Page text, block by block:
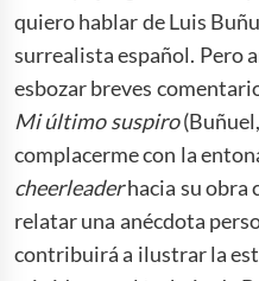
quiero hablar de Luis
surrealista español. Pero
esbozar breves
Mi último suspiro
complacerme con la
cheerleaderhacia su obra
relatar una anécdota
contribuirá a ilustrar la